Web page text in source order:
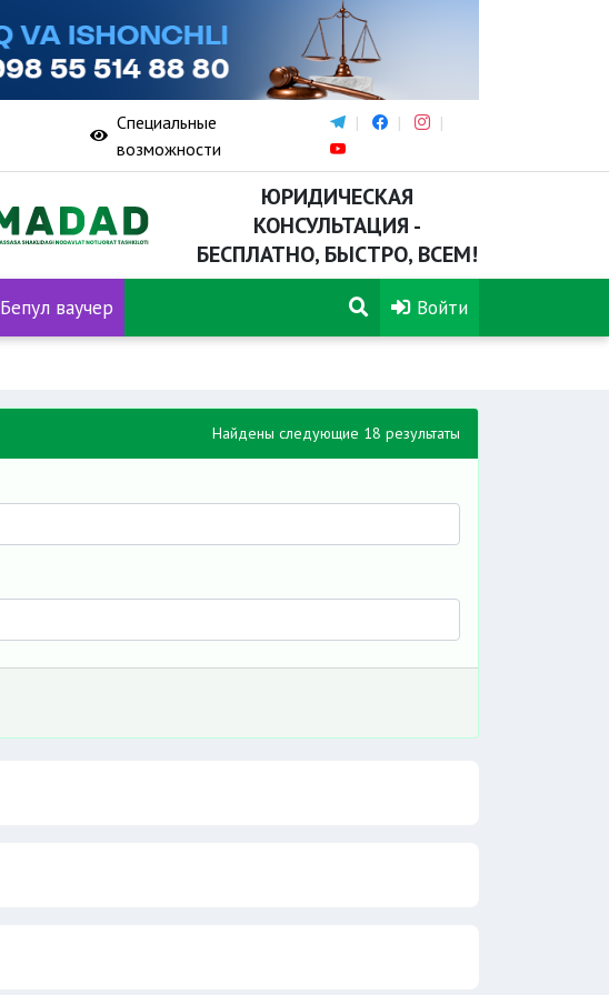
Специальные
возможности
ЮРИДИЧЕСКАЯ
КОНСУЛЬТАЦИЯ -
БЕСПЛАТНО, БЫСТРО, ВСЕМ!
Бепул ваучер Войти
Найдены следующие 18 результаты